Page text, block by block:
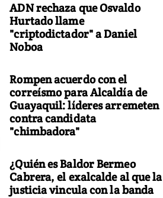
ADN rechaza que Osvaldo
Hurtado llame
"criptodictador" a Daniel
Noboa
Rompen acuerdo con el
correísmo para Alcaldía de
Guayaquil: líderes arremeten
contra candidata
"chimbadora"
¿Quién es Baldor Bermeo
Cabrera, el exalcalde al que la
justicia vincula con la banda